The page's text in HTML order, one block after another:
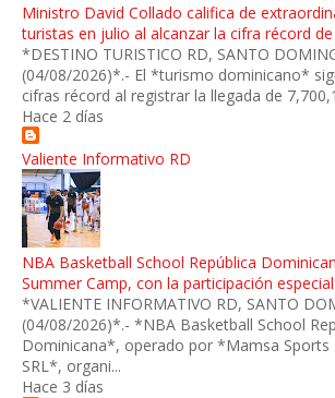
Ministro David Collado califica de
turistas en julio al alcanzar la cifra récord
*DESTINO TURISTICO RD, SANTO
(04/08/2026)*.- El *turismo dominicano*
cifras récord al registrar la llegada de
Hace 2 días
Valiente Informativo RD
NBA Basketball School República
Summer Camp, con la participación
*VALIENTE INFORMATIVO RD, SANTO
(04/08/2026)*.- *NBA Basketball School
Dominicana*, operado por *Mamsa Sports
SRL*, organi...
Hace 3 días